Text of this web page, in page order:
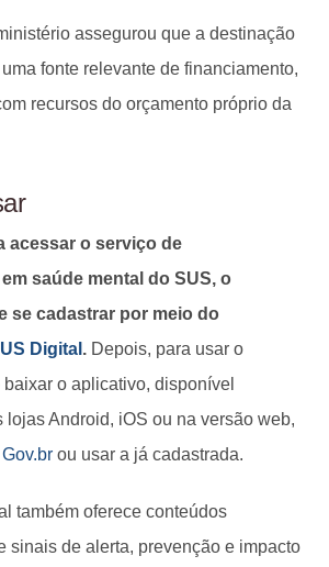
assegurou que a destinação
fonte relevante de financiamento,
recursos do orçamento próprio da
acessar o serviço de
saúde mental do SUS, o
se cadastrar por meio do
Digital . Depois, para usar o
o aplicativo, disponível
lojas Android, iOS ou na versão web,
Gov.br ou usar a já cadastrada.
também oferece conteúdos
sinais de alerta, prevenção e impacto